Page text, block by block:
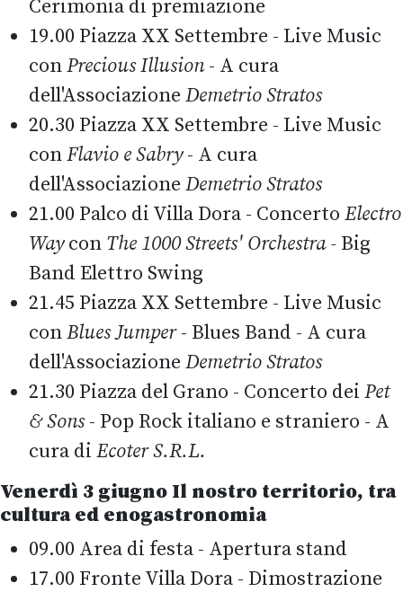
Cerimonia di premiazione
19.00 Piazza XX Settembre - Live Music
conPrecious Illusion- A cura
dell'Associazione Demetrio Stratos
20.30 Piazza XX Settembre - Live Music
conFlavio e Sabry- A cura
dell'Associazione Demetrio Stratos
21.00 Palco di Villa Dora - Concerto Electro
Waycon The 1000 Streets' Orchestra- Big
Band Elettro Swing
21.45 Piazza XX Settembre - Live Music
conBlues Jumper- Blues Band - A cura
dell'Associazione Demetrio Stratos
21.30 Piazza del Grano - Concerto dei Pet
& Sons- Pop Rock italiano e straniero - A
cura di Ecoter S.R.L.
Venerdì 3 giugno Il nostro territorio, tra
cultura ed enogastronomia
09.00 Area di festa - Apertura stand
17.00 Fronte Villa Dora - Dimostrazione